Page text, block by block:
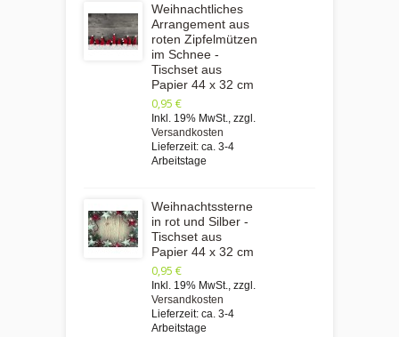
Weihnachtliches
Arrangement aus
roten Zipfelmützen
im Schnee -
Tischset aus
Papier 44 x 32 cm
0,95 €
Inkl. 19% MwSt. zzgl.
Versandkosten
Lieferzeit: ca. 3-4
Arbeitstage
Weihnachtssterne
in rot und Silber -
Tischset aus
Papier 44 x 32 cm
0,95 €
Inkl. 19% MwSt. zzgl.
Versandkosten
Lieferzeit: ca. 3-4
Arbeitstage